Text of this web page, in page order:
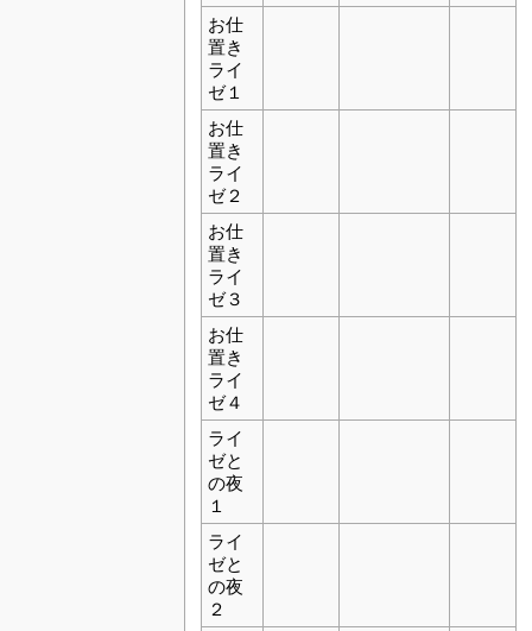
お仕
置き
ライ
ゼ１
お仕
置き
ライ
ゼ２
お仕
置き
ライ
ゼ３
お仕
置き
ライ
ゼ４
ライ
ゼと
の夜
１
ライ
ゼと
の夜
２